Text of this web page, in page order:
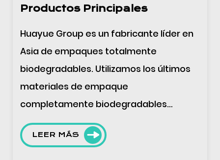
Campo de Aplicación de los
El servicio integral de Huayue, que
abarca I+D, diseño, extrusión de
película, impresión y fabricación de
bolsas, se ofrece de acuerdo con las
un diseño creativ...
LEER MÁS